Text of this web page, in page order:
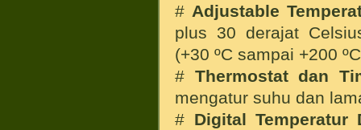
# Adjustable
plus 30 derajat
(+30 ºC sampai +200
# Thermostat dan
mengatur suhu dan
# Digital Temperatur